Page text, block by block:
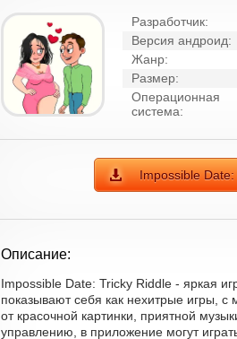
Разработчик:
Версия андроид:
Жанр:
Размер:
Операционная
система:
Impossible
Описание:
Impossible Date: Tricky Riddle - яркая
показывают себя как нехитрые игры,
от красочной картинки, приятной
управлению, в приложение могут